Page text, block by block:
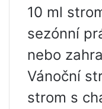
10 ml
sezónní
nebo
Vánoční
strom s